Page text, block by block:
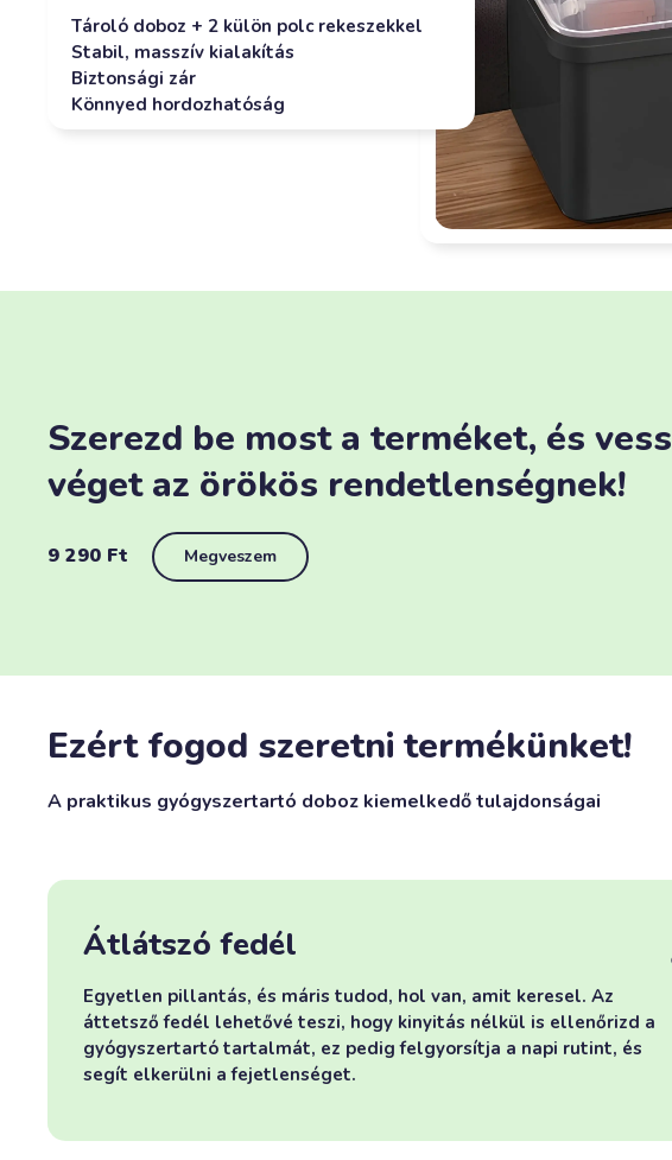
Tároló doboz + 2 külön polc rekeszekkel
Stabil, masszív kialakítás
Biztonsági zár
Könnyed hordozhatóság
Szerezd be most a terméket, és vess
véget az örökös rendetlenségnek!
9 290 Ft Megveszem
Ezért fogod szeretni termékünket!
A praktikus gyógyszertartó doboz kiemelkedő tulajdonságai
Átlátszó fedél
Egyetlen pillantás, és máris tudod, hol van, amit keresel. Az
áttetsző fedél lehetővé teszi, hogy kinyitás nélkül is ellenőrizd a
gyógyszertartó tartalmát, ez pedig felgyorsítja a napi rutint, és
segít elkerülni a fejetlenséget.